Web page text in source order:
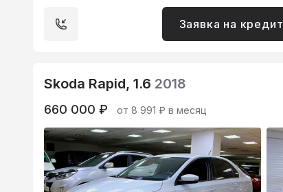
Заявка на кредит
Skoda Rapid, 1.6 2018
660 000 ₽ от 8 991 ₽ в месяц